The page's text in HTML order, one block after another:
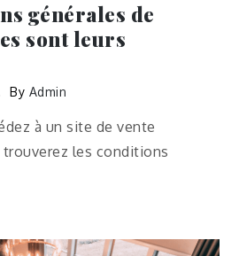
générales de
sont leurs
By Admin
à un site de vente
les conditions